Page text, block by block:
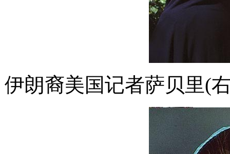
伊朗裔美国记者萨贝里(